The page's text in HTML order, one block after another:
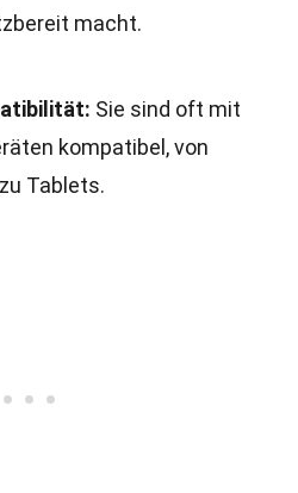
macht.
Sie sind oft mit
kompatibel, von
Tablets.